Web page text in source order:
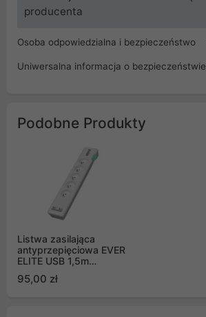
producenta
Osoba odpowiedzialna i bezpieczeństwo
Uniwersalna informacja o bezpieczeństwie
Podobne Produkty
Listwa zasilająca
antyprzepięciowa EVER
ELITE USB 1,5m
(T/LZ11-ELI015/0000)
95,00 zł